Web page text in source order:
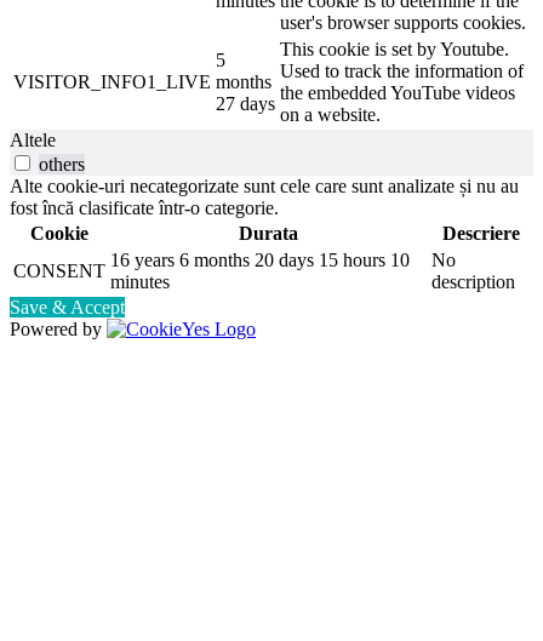
user's browser supports cookies.
VISITOR_INFO1_LIVE
5
months
27 days
This cookie is set by Youtube.
Used to track the information of
the embedded YouTube videos
on a website.
Altele
others
Alte cookie-uri necategorizate sunt cele care sunt analizate și nu au
fost încă clasificate într-o categorie.
Cookie
Durata
Descriere
CONSENT
16 years 6 months 20 days 15 hours 10
minutes
No
description
Save & Accept
Powered by